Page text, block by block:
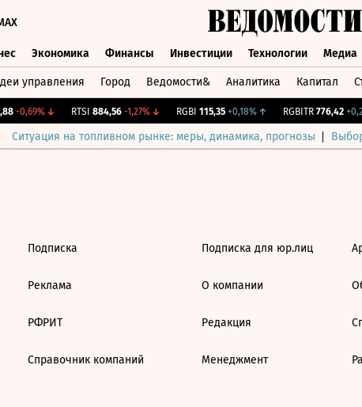
Экономика Финансы Инвестиции Технологии Медиа
управления Город Ведомости& Аналитика Капитал
-0,69%↓ RTSI 884,56 -1,27%↓ RGBI 115,35 +0,18%↑ RGBITR 776,42
Ситуация на топливном рынке: меры, динамика, прогнозы
Подписка
Реклама
РФРИТ
Справочник компаний
Подписка для юр.лиц
О компании
Редакция
Менеджмент